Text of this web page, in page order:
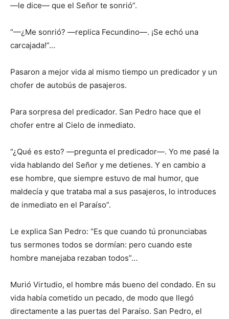
—le dice— que el Señor te sonrió”.
“—¿Me sonrió? —replica Fecundino—. ¡Se echó una
carcajada!”…
Pasaron a mejor vida al mismo tiempo un predicador y un
chofer de autobús de pasajeros.
Para sorpresa del predicador. San Pedro hace que el
chofer entre al Cielo de inmediato.
“¿Qué es esto? —pregunta el predicador—. Yo me pasé la
vida hablando del Señor y me detienes. Y en cambio a
ese hombre, que siempre estuvo de mal humor, que
maldecía y que trataba mal a sus pasajeros, lo introduces
de inmediato en el Paraíso”.
Le explica San Pedro: “Es que cuando tú pronunciabas
tus sermones todos se dormían: pero cuando este
hombre manejaba rezaban todos”…
Murió Virtudio, el hombre más bueno del condado. En su
vida había cometido un pecado, de modo que llegó
directamente a las puertas del Paraíso. San Pedro, el